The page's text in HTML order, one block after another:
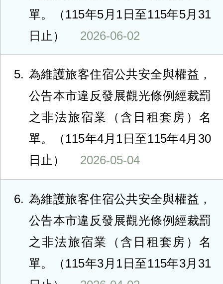
單。（115年5月1日至115年5月31
日止）
2026-06-02
5
為維護旅客住宿公共安全與權益，
公告本市違反發展觀光條例經裁罰
之非法旅宿業（含日租套房）名
單。（115年4月1日至115年4月30
日止）
2026-05-04
6
為維護旅客住宿公共安全與權益，
公告本市違反發展觀光條例經裁罰
之非法旅宿業（含日租套房）名
單。（115年3月1日至115年3月31